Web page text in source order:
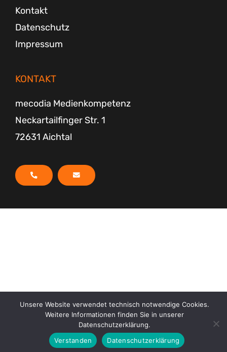
Kontakt
Datenschutz
Impressum
KONTAKT
mecodia Medienkompetenz
Neckartailfinger Str. 1
72631 Aichtal
Unsere Website verwendet technisch notwendige Cookies.
Weitere Informationen finden Sie in unserer
Datenschutzerklärung.
Verstanden
Datenschutzerklärung